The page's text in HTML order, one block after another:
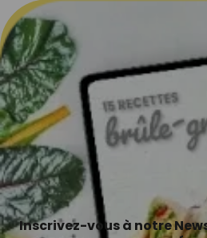
Inscrivez-vous à notre